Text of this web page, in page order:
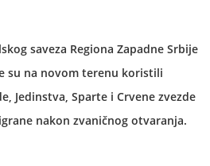
saveza Regiona Zapadne Srbije
su na novom terenu koristili
Jedinstva, Sparte i Crvene zvezde
nakon zvaničnog otvaranja.